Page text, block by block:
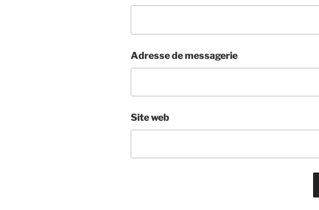
Adresse de messagerie
Site web